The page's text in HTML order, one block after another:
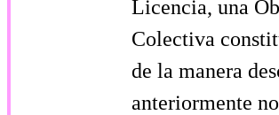
Licencia, una
Colectiva
de la manera
anteriormente